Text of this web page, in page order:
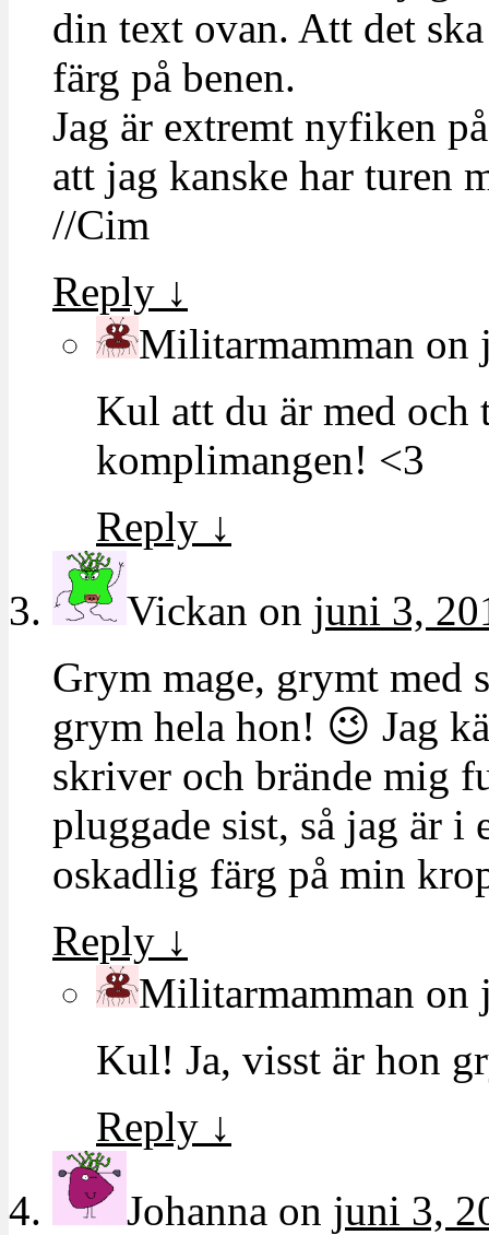
din text ovan. Att det
färg på benen.
Jag är extremt nyfiken
att jag kanske har turen
//Cim
Reply ↓
Militarmamman on
Kul att du är med
komplimangen! <3
Reply ↓
Vickan on juni 3,
Grym mage, grymt med
grym hela hon! 😉 Jag
skriver och brände mig
pluggade sist, så jag är
oskadlig färg på min
Reply ↓
Militarmamman on
Kul! Ja, visst är hon
Reply ↓
Johanna on juni 3,